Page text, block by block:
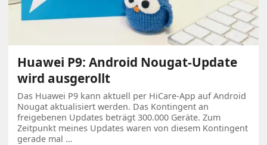
Huawei P9: Android Nougat-Update
wird ausgerollt
Das Huawei P9 kann aktuell per HiCare-App auf Android
Nougat aktualisiert werden. Das Kontingent an
freigebenen Updates beträgt 300.000 Geräte. Zum
Zeitpunkt meines Updates waren von diesem Kontingent
gerade mal …